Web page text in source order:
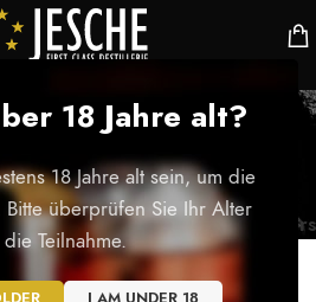
18 Jahre alt?
18 Jahre alt sein, um die
Bitte überprüfen Sie Ihr Alter
Teilnahme.
Alle 4 Ergebnisse werden angezeigt
Filters